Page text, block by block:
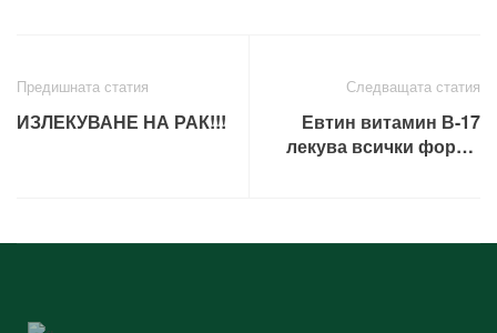
Предишната статия
ИЗЛЕКУВАНЕ НА РАК!!!
Следващата статия
Евтин витамин В-17
лекува всички форми